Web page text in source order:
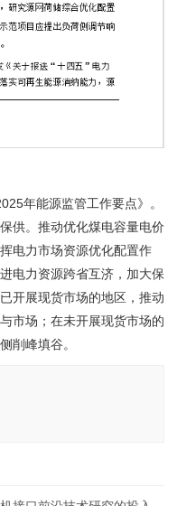
年能源监管工作要点》。
供。推动优化煤电容量电价
电力市场资源优化配置作
电力资源跨省互济，加大保
开展现货市场的地区，推动
市场；在未开展现货市场的
削峰填谷。